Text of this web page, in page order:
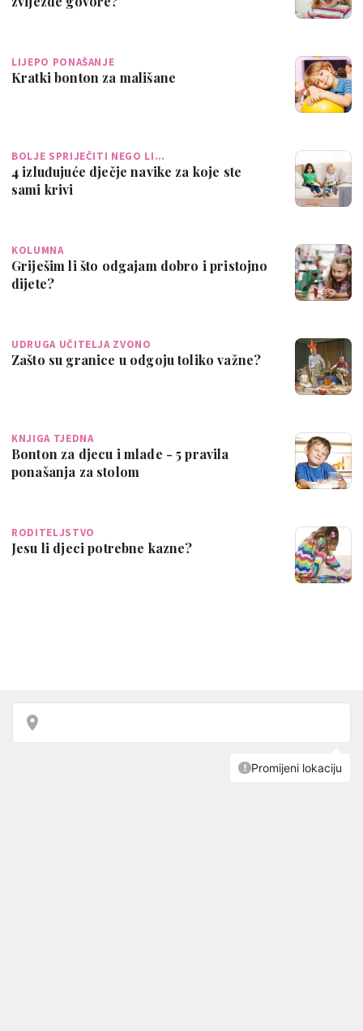
LIJEPO PONAŠANJE
Kratki bonton za mališane
BOLJE SPRIJEČITI NEGO LI…
4 izluđujuće dječje navike za koje ste
sami krivi
KOLUMNA
Griješim li što odgajam dobro i pristojno
dijete?
UDRUGA UČITELJA ZVONO
Zašto su granice u odgoju toliko važne?
KNJIGA TJEDNA
Bonton za djecu i mlade - 5 pravila
ponašanja za stolom
RODITELJSTVO
Jesu li djeci potrebne kazne?